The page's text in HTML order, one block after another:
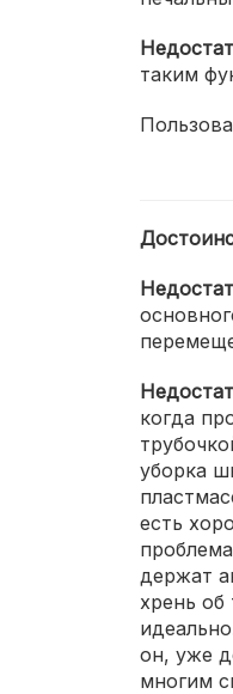
таким
когда
уборка
есть
держат
хрень об
он, уже
многим